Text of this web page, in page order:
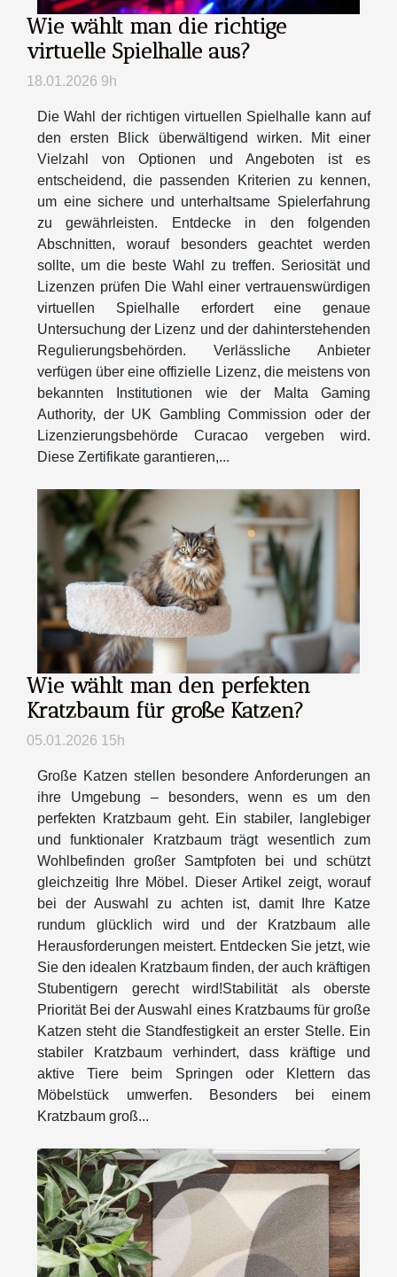
Wie wählt man die richtige
virtuelle Spielhalle aus?
18.01.2026 9h
Die Wahl der richtigen virtuellen Spielhalle kann auf
den ersten Blick überwältigend wirken. Mit einer
Vielzahl von Optionen und Angeboten ist es
entscheidend, die passenden Kriterien zu kennen,
um eine sichere und unterhaltsame Spielerfahrung
zu gewährleisten. Entdecke in den folgenden
Abschnitten, worauf besonders geachtet werden
sollte, um die beste Wahl zu treffen. Seriosität und
Lizenzen prüfen Die Wahl einer vertrauenswürdigen
virtuellen Spielhalle erfordert eine genaue
Untersuchung der Lizenz und der dahinterstehenden
Regulierungsbehörden. Verlässliche Anbieter
verfügen über eine offizielle Lizenz, die meistens von
bekannten Institutionen wie der Malta Gaming
Authority, der UK Gambling Commission oder der
Lizenzierungsbehörde Curacao vergeben wird.
Diese Zertifikate garantieren,...
Wie wählt man den perfekten
Kratzbaum für große Katzen?
05.01.2026 15h
Große Katzen stellen besondere Anforderungen an
ihre Umgebung – besonders, wenn es um den
perfekten Kratzbaum geht. Ein stabiler, langlebiger
und funktionaler Kratzbaum trägt wesentlich zum
Wohlbefinden großer Samtpfoten bei und schützt
gleichzeitig Ihre Möbel. Dieser Artikel zeigt, worauf
bei der Auswahl zu achten ist, damit Ihre Katze
rundum glücklich wird und der Kratzbaum alle
Herausforderungen meistert. Entdecken Sie jetzt, wie
Sie den idealen Kratzbaum finden, der auch kräftigen
Stubentigern gerecht wird!Stabilität als oberste
Priorität Bei der Auswahl eines Kratzbaums für große
Katzen steht die Standfestigkeit an erster Stelle. Ein
stabiler Kratzbaum verhindert, dass kräftige und
aktive Tiere beim Springen oder Klettern das
Möbelstück umwerfen. Besonders bei einem
Kratzbaum groß...